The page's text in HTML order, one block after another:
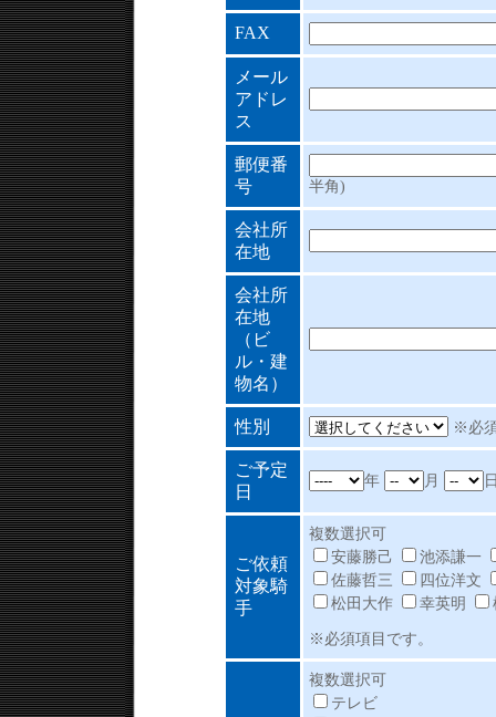
FAX
メール
アドレ
ス
郵便番
号
半角)
会社所
在地
会社所
在地
（ビ
ル・建
物名）
性別 ※必
ご予定
日
年 月
ご依頼
対象騎
手
複数選択可
安藤勝己
池添謙一
佐藤哲三
四位洋文
松田大作
幸英明
※必須項目です。
複数選択可
テレビ